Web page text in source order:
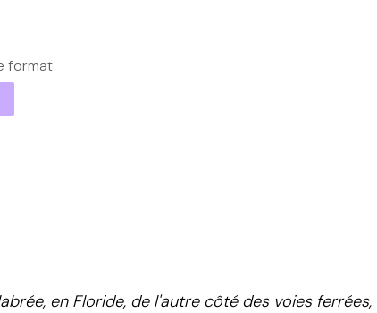
format
en Floride, de l'autre côté des voies ferrées,